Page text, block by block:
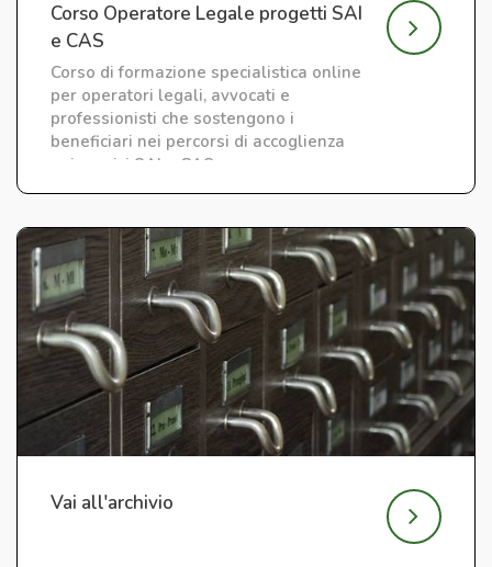
Corso Operatore Legale progetti SAI
e CAS
Corso di formazione specialistica online
per operatori legali, avvocati e
professionisti che sostengono i
beneficiari nei percorsi di accoglienza
nei servizi SAI e CAS.
Vai all'archivio